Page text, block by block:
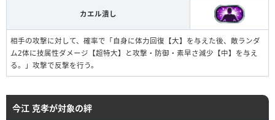
進化10~19状態
カエル潰し
相手の攻撃に対して、確率で「自身に体力回復【大】を与えた後、敵ランダ
ム2体に技属性ダメージ【超特大】と攻撃・防御・素早さ減少【中】を与え
る。」攻撃で反撃を行う。
今江 克孝が対象の絆